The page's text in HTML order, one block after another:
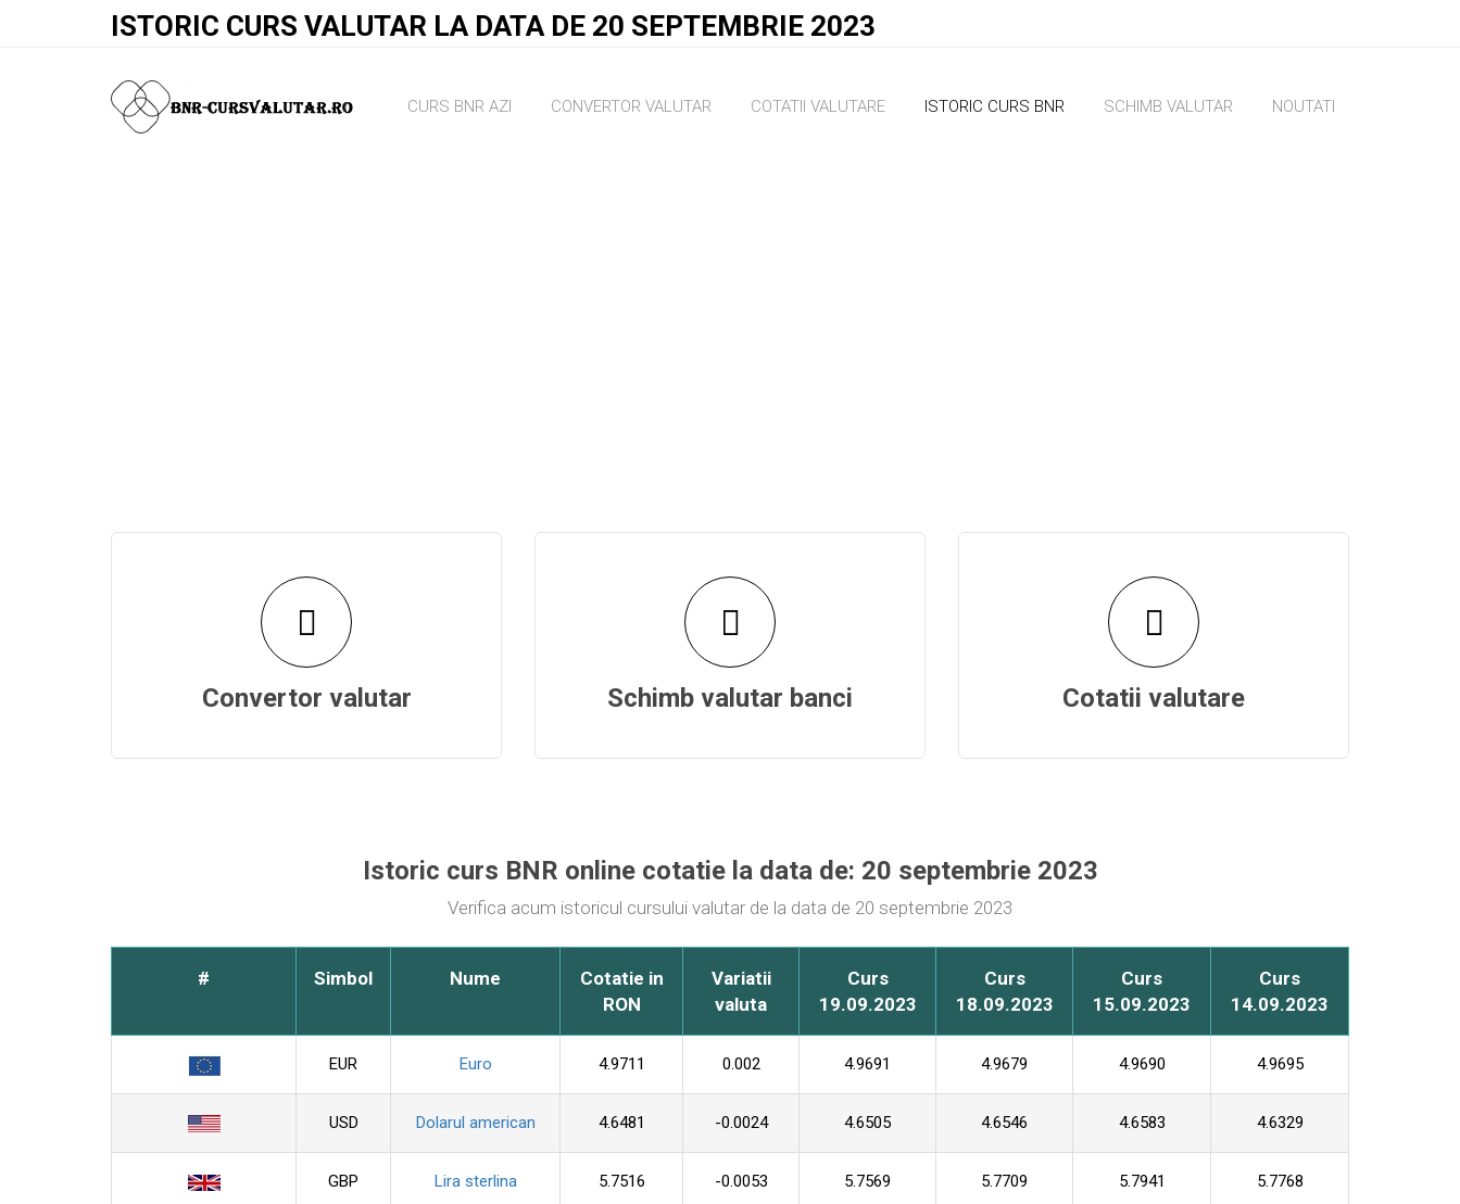
ISTORIC CURS VALUTAR LA DATA DE 20 SEPTEMBRIE 2023
CURS BNR AZI CONVERTOR VALUTAR COTATII VALUTARE ISTORIC CURS BNR SCHIMB VALUTAR NOUTATI
Convertor valutar Schimb valutar banci Cotatii valutare
Istoric curs BNR online cotatie la data de: 20 septembrie 2023
Verifica acum istoricul cursului valutar de la data de 20 septembrie 2023
# Simbol Nume
Cotatie in
RON
Variatii
valuta
Curs
19.09.2023
Curs
18.09.2023
Curs
15.09.2023
Curs
14.09.2023
EUR Euro 4.9711 0.002 4.9691 4.9679 4.9690 4.9695
USD Dolarul american 4.6481 -0.0024 4.6505 4.6546 4.6583 4.6329
GBP Lira sterlina 5.7516 -0.0053 5.7569 5.7709 5.7941 5.7768